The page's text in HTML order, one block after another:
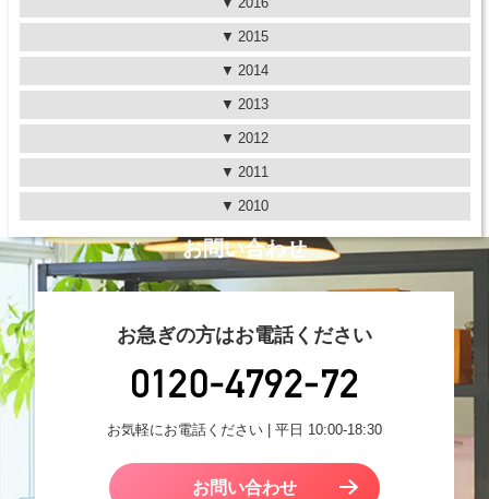
2015
2014
2013
2012
2011
2010
お問い合わせ
お急ぎの方はお電話ください
お気軽にお電話ください | 平日 10:00-18:30
お問い合わせ